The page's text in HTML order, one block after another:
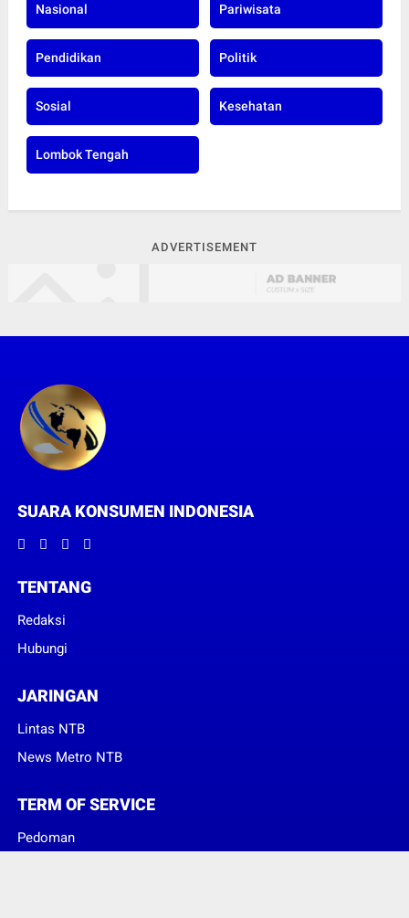
Nasional Pariwisata
Pendidikan Politik
Sosial Kesehatan
Lombok Tengah
ADVERTISEMENT
SUARA KONSUMEN INDONESIA
TENTANG
Redaksi
Hubungi
JARINGAN
Lintas NTB
News Metro NTB
TERM OF SERVICE
Pedoman